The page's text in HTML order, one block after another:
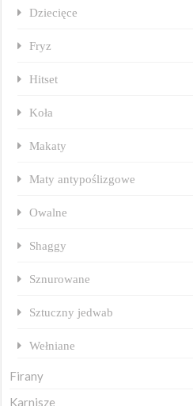
Dziecięce
Fryz
Hitset
Koła
Makaty
Maty antypoślizgowe
Owalne
Shaggy
Sznurowane
Sztuczny jedwab
Wełniane
Firany
Karnisze